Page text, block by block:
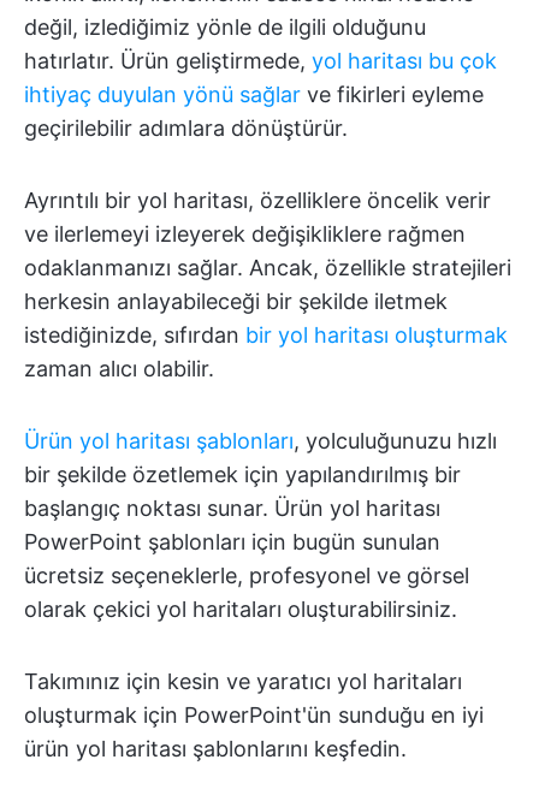
değil, izlediğimiz yönle de ilgili olduğunu
hatırlatır. Ürün geliştirmede, yol haritası bu çok
ihtiyaç duyulan yönü sağlar ve fikirleri eyleme
geçirilebilir adımlara dönüştürür.
Ayrıntılı bir yol haritası, özelliklere öncelik verir
ve ilerlemeyi izleyerek değişikliklere rağmen
odaklanmanızı sağlar. Ancak, özellikle stratejileri
herkesin anlayabileceği bir şekilde iletmek
istediğinizde, sıfırdan bir yol haritası oluşturmak
zaman alıcı olabilir.
Ürün yol haritası şablonları, yolculuğunuzu hızlı
bir şekilde özetlemek için yapılandırılmış bir
başlangıç noktası sunar. Ürün yol haritası
PowerPoint şablonları için bugün sunulan
ücretsiz seçeneklerle, profesyonel ve görsel
olarak çekici yol haritaları oluşturabilirsiniz.
Takımınız için kesin ve yaratıcı yol haritaları
oluşturmak için PowerPoint'ün sunduğu en iyi
ürün yol haritası şablonlarını keşfedin.